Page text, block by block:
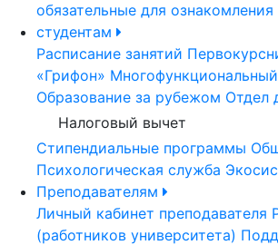
обязательные для ознакомления
студентам
Расписание занятий
«Грифон»
Образование за рубежом Отдел
Налоговый вычет
Стипендиальные программы
Психологическая служба
Преподавателям
Личный кабинет преподавателя
(работников университета)